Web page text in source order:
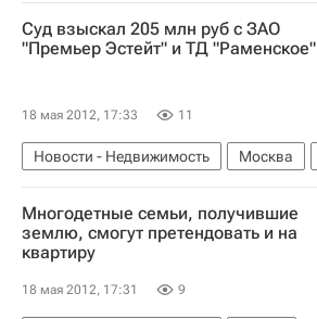
Суд взыскал 205 млн руб с ЗАО
"Премьер Эстейт" и ТД "Раменское"
18 мая 2012, 17:33 11
Новости - Недвижимость Москва
Банк Москвы
Россия
Многодетные семьи, получившие
землю, смогут претендовать и на
квартиру
18 мая 2012, 17:31 9